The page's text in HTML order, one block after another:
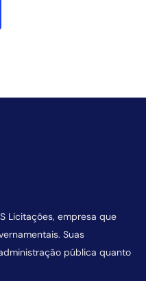
Licitações, empresa que
Suas
pública quanto